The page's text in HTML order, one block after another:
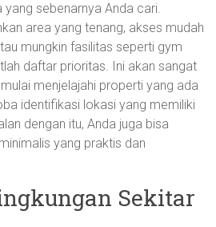
sebenarnya Anda cari.
area yang tenang, akses mudah
mungkin fasilitas seperti gym
daftar prioritas. Ini akan sangat
menjelajahi properti yang ada
identifikasi lokasi yang memiliki
dengan itu, Anda juga bisa
yang praktis dan
Sekitar